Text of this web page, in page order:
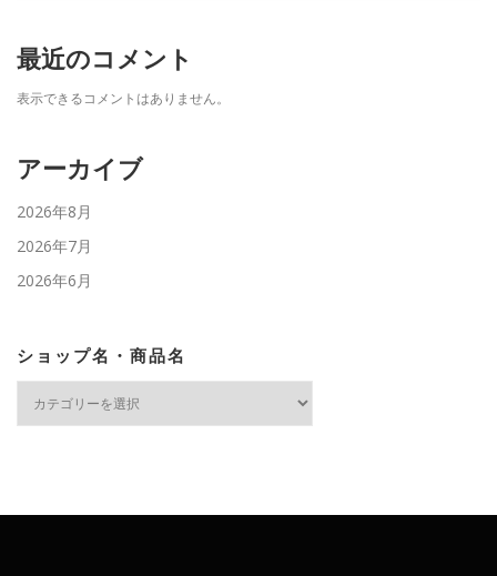
最近のコメント
表示できるコメントはありません。
アーカイブ
2026年8月
2026年7月
2026年6月
ショップ名・商品名